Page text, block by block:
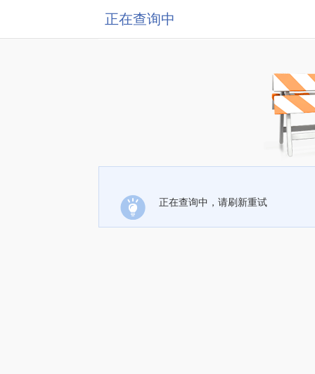
正在查询中
正在查询中，请刷新重试